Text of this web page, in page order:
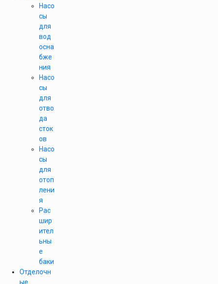
Насо
сы
для
вод
осна
бже
ния
Насо
сы
для
отво
да
сток
ов
Насо
сы
для
отоп
лени
я
Рас
шир
ител
ьны
е
баки
Отделочн
ые